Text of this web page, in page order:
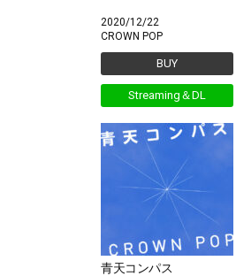
2020/12/22
CROWN POP
BUY
Streaming＆DL
青天コンパス